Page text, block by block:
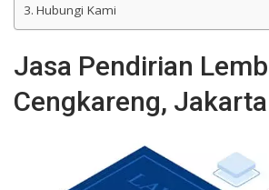
Hubungi Kami
Jasa Pendirian
Cengkareng, Jakarta